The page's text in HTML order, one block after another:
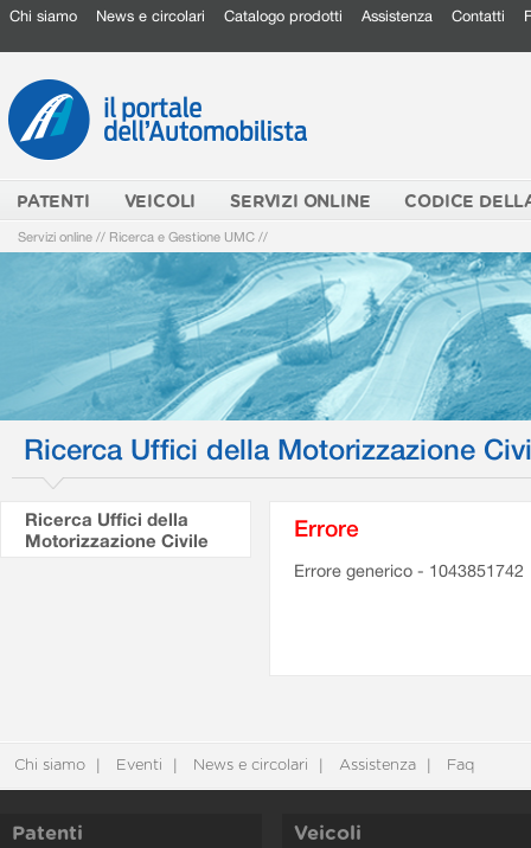
Chi siamo News e circolari Catalogo prodotti Assistenza Contatti
PATENTI VEICOLI SERVIZI ONLINE CODICE
Servizi online // Ricerca e Gestione UMC //
Ricerca Uffici della Motorizzazione
Ricerca Uffici della
Motorizzazione Civile
Errore
Errore generico - 1043851742
Chi siamo Eventi News e circolari Assistenza Faq
Patenti Veicoli